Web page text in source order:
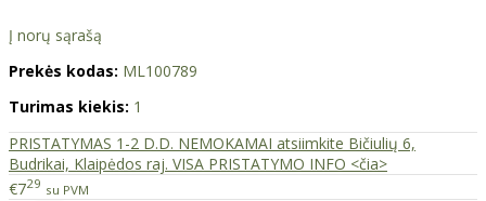
Į norų sąrašą
Prekės kodas: ML100789
Turimas kiekis: 1
PRISTATYMAS 1-2 D.D. NEMOKAMAI atsiimkite Bičiulių 6,
Budrikai, Klaipėdos raj. VISA PRISTATYMO INFO <čia>
€729 su PVM